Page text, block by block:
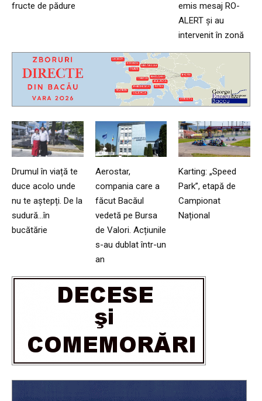
fructe de pădure
emis mesaj RO-
ALERT și au
intervenit în zonă
Drumul în viață te
duce acolo unde
nu te aștepți. De la
sudură…în
bucătărie
Aerostar,
compania care a
făcut Bacăul
vedetă pe Bursa
de Valori. Acțiunile
s-au dublat într-un
an
Karting: „Speed
Park”, etapă de
Campionat
Național